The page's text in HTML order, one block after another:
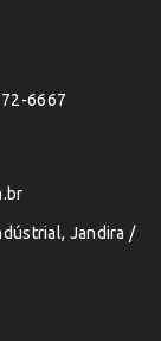
6667
Jandira /